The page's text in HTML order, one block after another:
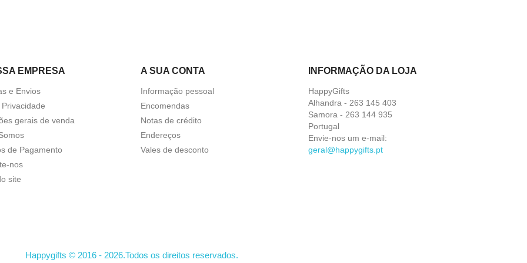
EMPRESA
e Envios
gerais de venda
de Pagamento
nos
site
A SUA CONTA
Informação pessoal
Encomendas
Notas de crédito
Endereços
Vales de desconto
INFORMAÇÃO DA LOJA
HappyGifts
Alhandra - 263 145 403
Samora - 263 144 935
Portugal
Envie-nos um e-mail:
geral@happygifts.pt
Happygifts © 2016 - 2026.Todos os direitos reservados.